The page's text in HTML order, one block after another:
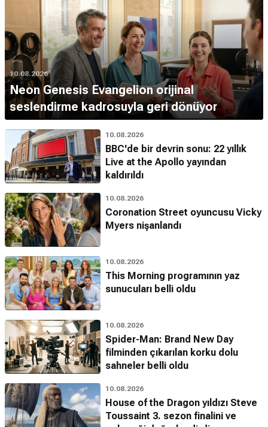
10.08.2026
Neon Genesis Evangelion orijinal
seslendirme kadrosuyla geri dönüyor
10.08.2026
BBC'de bir devrin sonu: 22 yıllık
Live at the Apollo yayından
kaldırıldı
10.08.2026
Coronation Street oyuncusu Vicky
Myers nişanlandı
10.08.2026
This Morning programının yaz
sunucuları belli oldu
10.08.2026
Spider-Man: Brand New Day
filminden çıkarılan korku dolu
sahneler belli oldu
10.08.2026
House of the Dragon yıldızı Steve
Toussaint 3. sezon finalini ve